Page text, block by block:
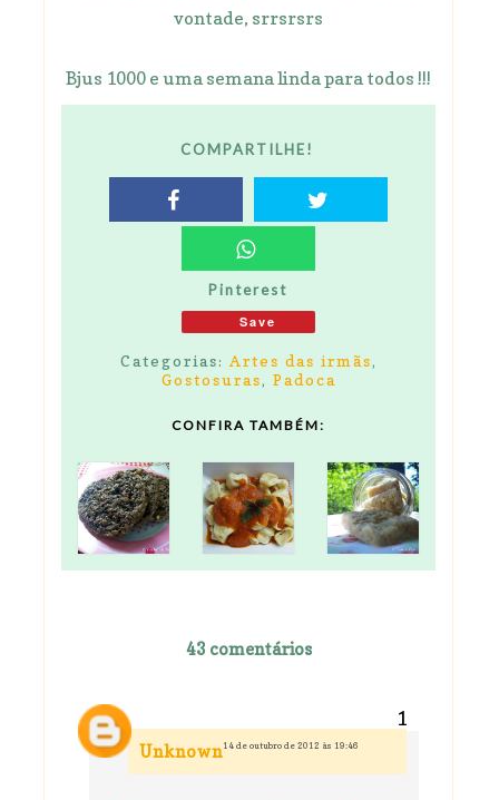
vontade, srrsrsrs
Bjus 1000 e uma semana linda para todos !!!
COMPARTILHE!
Pinterest
Save
Categorias: Artes das irmãs,
Gostosuras, Padoca
CONFIRA TAMBÉM:
43 comentários
Unknown14 de outubro de 2012 às 19:46